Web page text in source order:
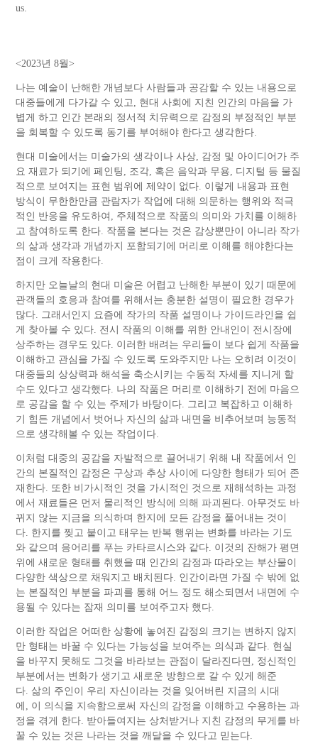
us.
<2023년 8월>
나는 예술이 난해한 개념보다 사람들과 공감할 수 있는 내용으로
대중들에게 다가갈 수 있고, 현대 사회에 지친 인간의 마음을 가
볍게 하고 인간 본래의 정서적 치유력으로 감정의 부정적인 부분
을 회복할 수 있도록 동기를 부여해야 한다고 생각한다.
현대 미술에서는 미술가의 생각이나 사상, 감정 및 아이디어가 주
요 재료가 되기에 페인팅, 조각, 혹은 음악과 무용, 디지털 등 물질
적으로 보여지는 표현 범위에 제약이 없다. 이렇게 내용과 표현
방식이 무한한만큼 관람자가 작업에 대해 의문하는 행위와 적극
적인 반응을 유도하여, 주체적으로 작품의 의미와 가치를 이해하
고 참여하도록 한다. 작품을 본다는 것은 감상뿐만이 아니라 작가
의 삶과 생각과 개념까지 포함되기에 머리로 이해를 해야한다는
점이 크게 작용한다.
하지만 오늘날의 현대 미술은 어렵고 난해한 부분이 있기 때문에
관객들의 호응과 참여를 위해서는 충분한 설명이 필요한 경우가
많다. 그래서인지 요즘에 작가의 작품 설명이나 가이드라인을 쉽
게 찾아볼 수 있다. 전시 작품의 이해를 위한 안내인이 전시장에
상주하는 경우도 있다. 이러한 배려는 우리들이 보다 쉽게 작품을
이해하고 관심을 가질 수 있도록 도와주지만 나는 오히려 이것이
대중들의 상상력과 해석을 축소시키는 수동적 자세를 지니게 할
수도 있다고 생각했다. 나의 작품은 머리로 이해하기 전에 마음으
로 공감을 할 수 있는 주제가 바탕이다. 그리고 복잡하고 이해하
기 힘든 개념에서 벗어나 자신의 삶과 내면을 비추어보며 능동적
으로 생각해볼 수 있는 작업이다.
이처럼 대중의 공감을 자발적으로 끌어내기 위해 내 작품에서 인
간의 본질적인 감정은 구상과 추상 사이에 다양한 형태가 되어 존
재한다. 또한 비가시적인 것을 가시적인 것으로 재해석하는 과정
에서 재료들은 먼저 물리적인 방식에 의해 파괴된다. 아무것도 바
뀌지 않는 지금을 의식하며 한지에 모든 감정을 풀어내는 것이
다. 한지를 찢고 붙이고 태우는 반복 행위는 변화를 바라는 기도
와 같으며 응어리를 푸는 카타르시스와 같다. 이것의 잔해가 평면
위에 새로운 형태를 취했을 때 인간의 감정과 따라오는 부산물이
다양한 색상으로 채워지고 배치된다. 인간이라면 가질 수 밖에 없
는 본질적인 부분을 파괴를 통해 어느 정도 해소되면서 내면에 수
용될 수 있다는 잠재 의미를 보여주고자 했다.
이러한 작업은 어떠한 상황에 놓여진 감정의 크기는 변하지 않지
만 형태는 바꿀 수 있다는 가능성을 보여주는 의식과 같다. 현실
을 바꾸지 못해도 그것을 바라보는 관점이 달라진다면, 정신적인
부분에서는 변화가 생기고 새로운 방향으로 갈 수 있게 해준
다. 삶의 주인이 우리 자신이라는 것을 잊어버린 지금의 시대
에, 이 의식을 지속함으로써 자신의 감정을 이해하고 수용하는 과
정을 겪게 한다. 받아들여지는 상처받거나 지친 감정의 무게를 바
꿀 수 있는 것은 나라는 것을 깨달을 수 있다고 믿는다.